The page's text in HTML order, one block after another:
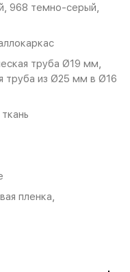
968 темно-серый,
труба Ø19 мм,
труба из Ø25 мм в Ø16
пленка,